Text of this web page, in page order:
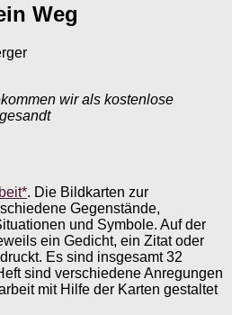
Weg
wir als kostenlose
. Die Bildkarten zur
Gegenstände,
und Symbole. Auf der
ein Gedicht, ein Zitat oder
Es sind insgesamt 32
sind verschiedene Anregungen
mit Hilfe der Karten gestaltet